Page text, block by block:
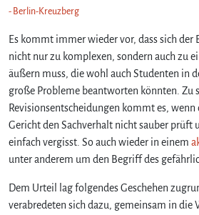
- Berlin-Kreuzberg
Es kommt immer wieder vor, dass sich der
nicht nur zu komplexen, sondern auch zu
äußern muss, die wohl auch Studenten in
große Probleme beantworten könnten. Zu
Revisionsentscheidungen kommt es,
Gericht den Sachverhalt nicht sauber prüft
einfach vergisst. So auch wieder in einem
unter anderem um den Begriff des
Dem Urteil lag folgendes Geschehen
verabredeten sich dazu, gemeinsam in die